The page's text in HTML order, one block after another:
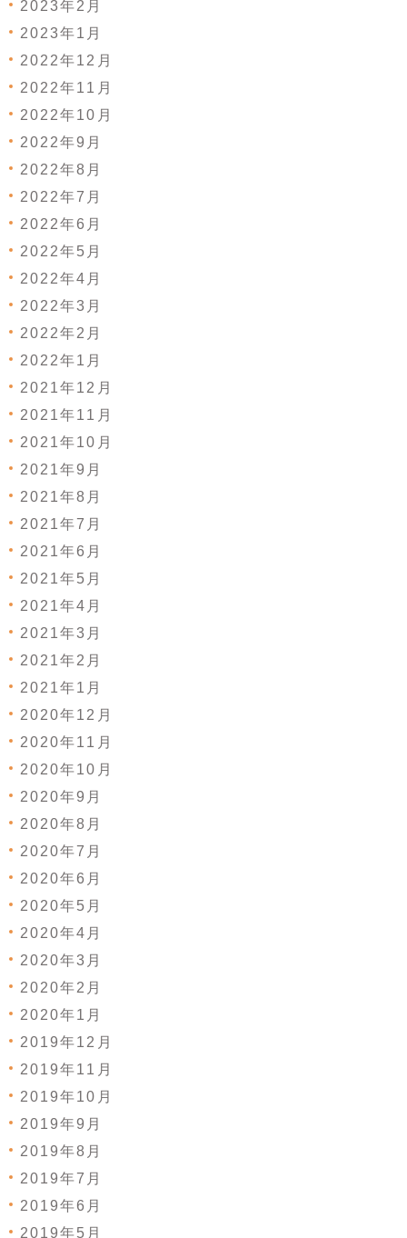
2023年2月
2023年1月
2022年12月
2022年11月
2022年10月
2022年9月
2022年8月
2022年7月
2022年6月
2022年5月
2022年4月
2022年3月
2022年2月
2022年1月
2021年12月
2021年11月
2021年10月
2021年9月
2021年8月
2021年7月
2021年6月
2021年5月
2021年4月
2021年3月
2021年2月
2021年1月
2020年12月
2020年11月
2020年10月
2020年9月
2020年8月
2020年7月
2020年6月
2020年5月
2020年4月
2020年3月
2020年2月
2020年1月
2019年12月
2019年11月
2019年10月
2019年9月
2019年8月
2019年7月
2019年6月
2019年5月